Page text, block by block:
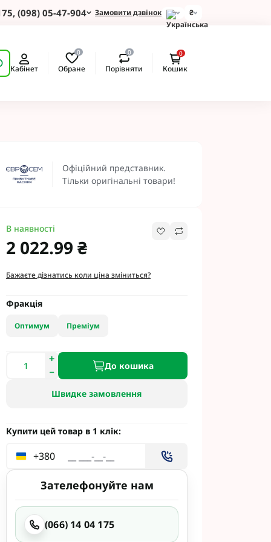
(098) 05-47-904 Замовити дзвінок ₴
Кабінет
0
Обране
0
Порівняти
0
Кошик
Під
Раундап
Зернових
для Соняшнику
Картоплі
ЮА
Офіційний представник.
Тільки оригінальні товари!
В наявності
2 022.99 ₴
Бажаєте дізнатись коли ціна зміниться?
Фракція
Оптимум Преміум
До кошика
Швидке замовлення
Купити цей товар в 1 клік:
+380
Зателефонуйте нам
(066) 14 04 175